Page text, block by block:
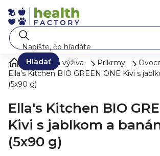
Prejsť
na
obsah
Hľadať
Mlieko a výživa Príkrmy
Ella's Kitchen BIO GREEN ONE Kivi s
(5x90 g)
Ella's Kitchen BIO
Kivi s jablkom a
(5x90 g)